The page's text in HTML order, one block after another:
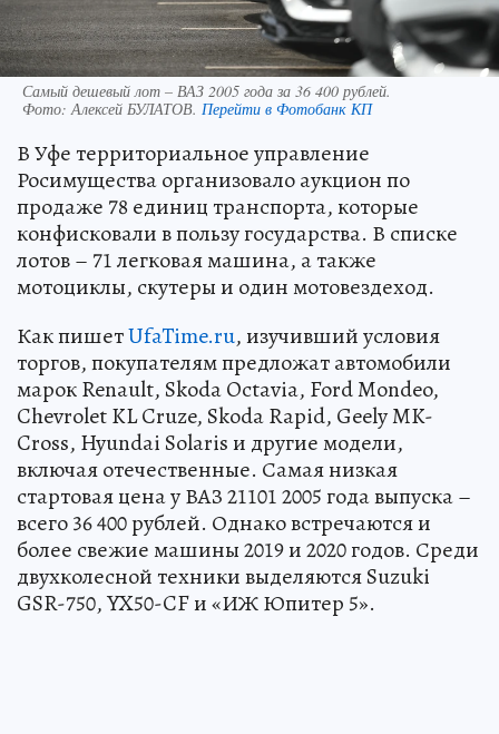
Самый дешевый лот – ВАЗ 2005 года за 36 400 рублей.
Фото:Алексей БУЛАТОВ. Перейти в Фотобанк КП
В Уфе территориальное управление
Росимущества организовало аукцион по
продаже 78 единиц транспорта, которые
конфисковали в пользу государства. В списке
лотов – 71 легковая машина, а также
мотоциклы, скутеры и один мотовездеход.
Как пишетUfaTime.ru, изучивший условия
торгов, покупателям предложат автомобили
марок Renault, Skoda Octavia, Ford Mondeo,
Chevrolet KL Cruze, Skoda Rapid, Geely MK-
Cross, Hyundai Solaris и другие модели,
включая отечественные. Самая низкая
стартовая цена у ВАЗ 21101 2005 года выпуска –
всего 36 400 рублей. Однако встречаются и
более свежие машины 2019 и 2020 годов. Среди
двухколесной техники выделяются Suzuki
GSR-750, YX50-CF и «ИЖ Юпитер 5».